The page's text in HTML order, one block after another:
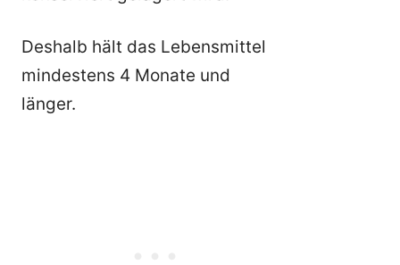
Deshalb hält das Lebensmittel
mindestens 4 Monate und
länger.